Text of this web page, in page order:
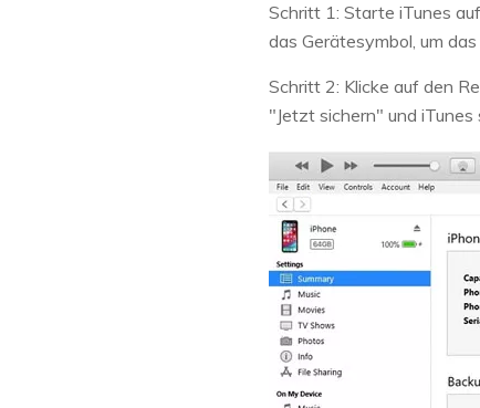
Schritt 1: Starte iTunes
das Gerätesymbol, um
Schritt 2: Klicke auf den
"Jetzt sichern" und